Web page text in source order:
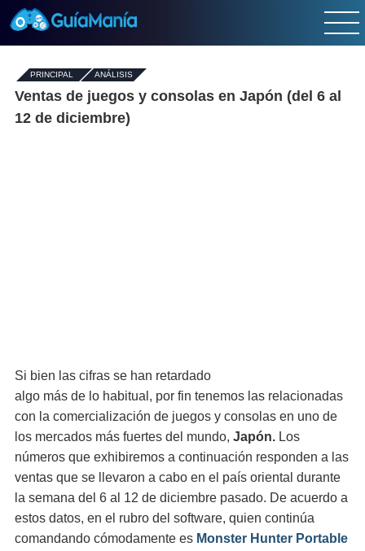
PRINCIPAL - ANÁLISIS
Ventas de juegos y consolas en Japón (del 6 al
12 de diciembre)
Si bien las cifras se han retardado
algo más de lo habitual, por fin tenemos las relacionadas
con la comercialización de juegos y consolas en uno de
los mercados más fuertes del mundo, Japón. Los
números que exhibiremos a continuación responden a las
ventas que se llevaron a cabo en el país oriental durante
la semana del 6 al 12 de diciembre pasado. De acuerdo a
estos datos, en el rubro del software, quien continúa
comandando cómodamente es Monster Hunter Portable